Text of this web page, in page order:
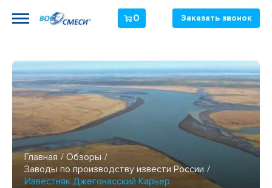
0 Заказать звонок
Главная
Обзоры
Заводы по производству извести России
Известняк Джегонасский Карьер